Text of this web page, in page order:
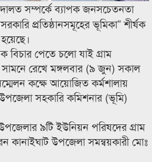
সম্পর্কে ব্যাপক জনসচেতনতা
প্রতিষ্ঠানসমূহের ভূমিকা” শীর্ষক
বিচার পেতে চলো যাই গ্রাম
রেখে মঙ্গলবার (৯ জুন) সকাল
কক্ষে আয়োজিত কর্মশালায়
সহকারি কমিশনার (ভূমি)
৯টি ইউনিয়ন পরিষদের গ্রাম
কানাইঘাট উপজেলা সমন্বয়কারী মোঃ